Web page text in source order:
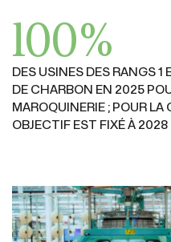
100%
DES USINES DES RANGS 1
DE CHARBON EN 2025
MAROQUINERIE ; POUR LA
OBJECTIF EST FIXÉ À 2028